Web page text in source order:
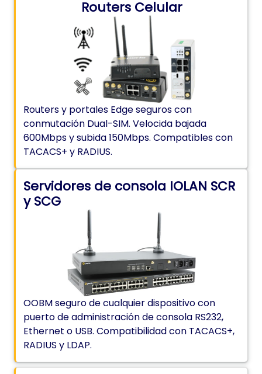
Routers Celular
Routers y portales Edge seguros con
conmutación Dual-SIM. Velocida bajada
600Mbps y subida 150Mbps. Compatibles con
TACACS+ y RADIUS.
Servidores de consola IOLAN SCR
y SCG
OOBM seguro de cualquier dispositivo con
puerto de administración de consola RS232,
Ethernet o USB. Compatibilidad con TACACS+,
RADIUS y LDAP.